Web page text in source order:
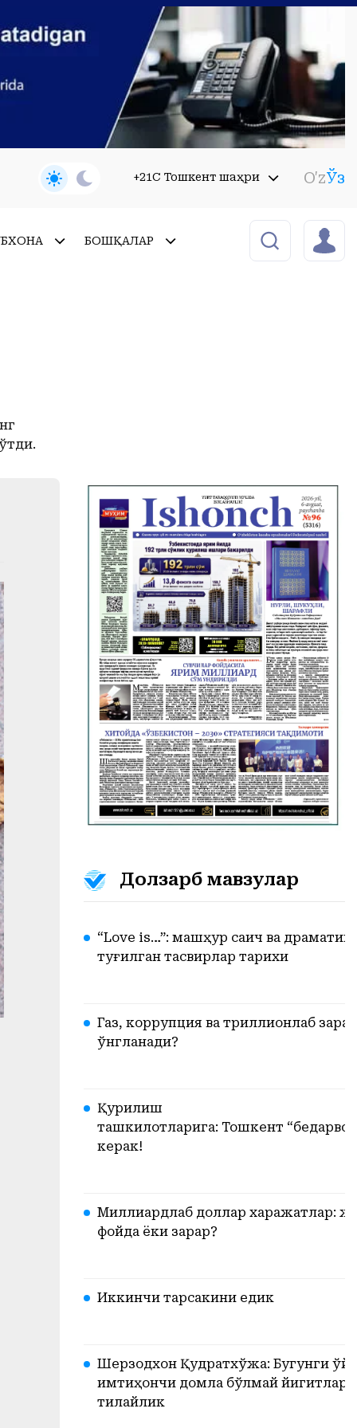
+21C Тошкент шаҳри O'zЎз
БОШҚАЛАР
Долзарб мавзулар
“Love is…”: машҳур сақич ва
туғилган тасвирлар тарихи
Газ, коррупция ва триллионлаб
ўнгланади?
Қурилиш
ташкилотларига: Тошкент
керак!
Миллиардлаб доллар харажатлар:
фойда ёки зарар?
Иккинчи тарсакини едик
Шерзодхон Қудратхўжа: Бугунги
имтиҳончи домла бўлмай
тилайлик